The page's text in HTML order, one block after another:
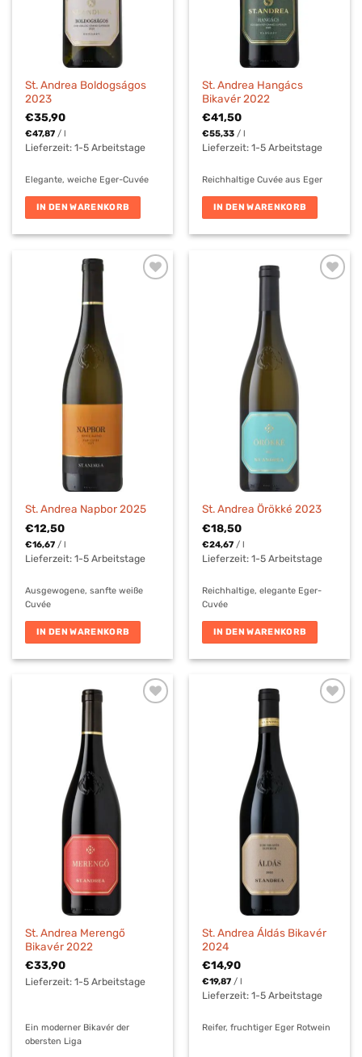
St. Andrea Boldogságos
2023
€35,90
€47,87 / l
Lieferzeit:1-5 Arbeitstage
Elegante, weiche Eger-Cuvée
IN DEN WARENKORB
St. Andrea Hangács
Bikavér 2022
€41,50
€55,33 / l
Lieferzeit:1-5 Arbeitstage
Reichhaltige Cuvée aus Eger
IN DEN WARENKORB
St. Andrea Napbor 2025
€12,50
€16,67 /l
Lieferzeit:1-5 Arbeitstage
Ausgewogene, sanfte weiße
Cuvée
IN DEN WARENKORB
St. Andrea Örökké 2023
€18,50
€24,67 /l
Lieferzeit:1-5 Arbeitstage
Reichhaltige, elegante Eger-
Cuvée
IN DEN WARENKORB
St. Andrea Merengő
Bikavér 2022
€33,90
Lieferzeit:1-5 Arbeitstage
Ein moderner Bikavér der
obersten Liga
St. Andrea Áldás Bikavér
2024
€14,90
€19,87 / l
Lieferzeit:1-5 Arbeitstage
Reifer, fruchtiger Eger Rotwein